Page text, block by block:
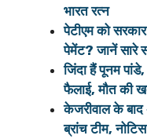
भारत रत्न
पेटीएम को
पेमेंट? जानें सारे
जिंदा हैं पूनम
फैलाई, मौत की
केजरीवाल के
ब्रांच टीम,